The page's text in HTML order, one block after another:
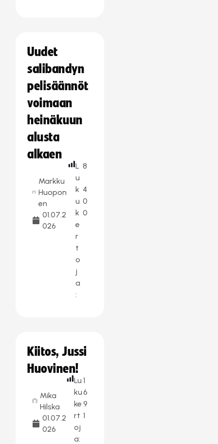
Uudet
salibandyn
pelisäännöt
voimaan
heinäkuun
alusta
alkaen
Markku
Huopon
en
01.07.2
026
L
u
k
u
k
e
r
t
o
j
a
:
8
4
0
0
Kiitos, Jussi
Huovinen!
Mika
Hilska
01.07.2
026
Lu
ku
ke
rt
oj
a:
1
6
9
1